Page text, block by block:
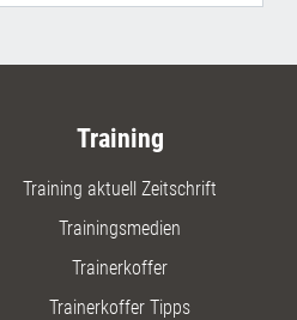
Training
Training aktuell Zeitschrift
Trainingsmedien
Trainerkoffer
Trainerkoffer Tipps